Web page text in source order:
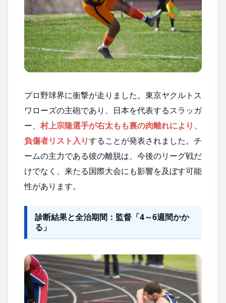
プロ野球界に衝撃が走りました。東京ヤクルトス
ワローズの主砲であり、日本を代表するスラッガ
ー、 村上宗隆選手が右太もも裏の肉離れにより、
負傷者リスト入りすることが発表されました。チ
ームの主力である彼の離脱は、今後のリーグ戦だ
けでなく、来たる国際大会にも影響を及ぼす可能
性があります。
診断結果と全治期間：監督「4～6週間かか
る」